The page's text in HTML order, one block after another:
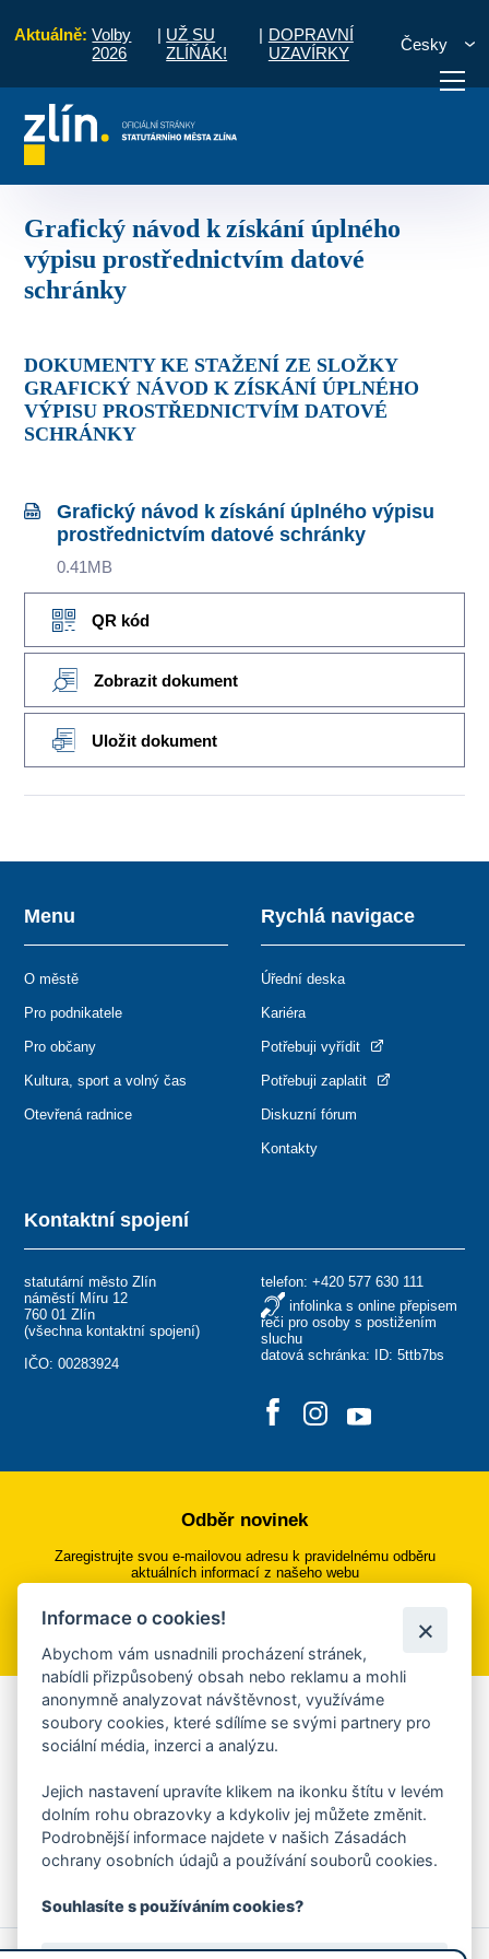
Aktuálně: Volby
2026
| UŽ SU
ZLÍŇÁK!
| DOPRAVNÍ
UZAVÍRKY
Česky
vyřídit Potřebuji zaplatit
Grafický návod k získání úplného
výpisu prostřednictvím datové
schránky
DOKUMENTY KE STAŽENÍ ZE SLOŽKY
GRAFICKÝ NÁVOD K ZÍSKÁNÍ ÚPLNÉHO
VÝPISU PROSTŘEDNICTVÍM DATOVÉ
SCHRÁNKY
Grafický návod k získání úplného výpisu
prostřednictvím datové schránky
0.41MB
QR kód
Zobrazit dokument
Uložit dokument
Kontaktní spojení
statutární město Zlín
náměstí Míru 12
760 01 Zlín
(všechna kontaktní spojení)
IČO: 00283924
telefon: +420 577 630 111
infolinka s online přepisem
řeči pro osoby s postižením
sluchu
datová schránka: ID: 5ttb7bs
Menu
O městě
Pro podnikatele
Pro občany
Kultura, sport a volný čas
Otevřená radnice
Rychlá navigace
Úřední deska
Kariéra
Potřebuji vyřídit
Potřebuji zaplatit
Diskuzní fórum
Kontakty
Odběr novinek
Zaregistrujte svou e-mailovou adresu k pravidelnému odběru
aktuálních informací z našeho webu
Přihlásit se k odběru
Aplikace Mobilní rozhlas
Chcete dostávat do svého mobilu či mailu upozornění na
ankety, pozvánky na kulturní a sportovní akce?
Více informací o aplikaci
© 2026 Magistrát města Zlína
Prohlášení o používání cookies
Informace o cookies!
Abychom vám usnadnili procházení stránek,
nabídli přizpůsobený obsah nebo reklamu a mohli
anonymně analyzovat návštěvnost, využíváme
soubory cookies, které sdílíme se svými partnery pro
sociální média, inzerci a analýzu.
Jejich nastavení upravíte klikem na ikonku štítu v levém
dolním rohu obrazovky a kdykoliv jej můžete změnit.
Podrobnější informace najdete v našich Zásadách
ochrany osobních údajů a používání souborů cookies.
Souhlasíte s používáním cookies?